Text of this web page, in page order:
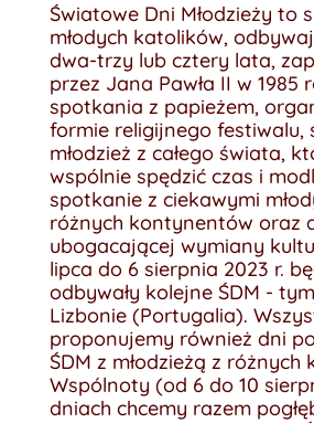
Światowe Dni Młodzieży to
młodych katolików,
dwa-trzy lub cztery lata,
przez Jana Pawła II w 1985
spotkania z papieżem,
formie religijnego festiwalu,
młodzież z całego świata,
wspólnie spędzić czas i
spotkanie z ciekawymi
różnych kontynentów oraz
ubogacającej wymiany
lipca do 6 sierpnia 2023 r.
odbywały kolejne ŚDM -
Lizbonie (Portugalia).
proponujemy również dni
ŚDM z młodzieżą z różnych
Wspólnoty (od 6 do 10
dniach chcemy razem